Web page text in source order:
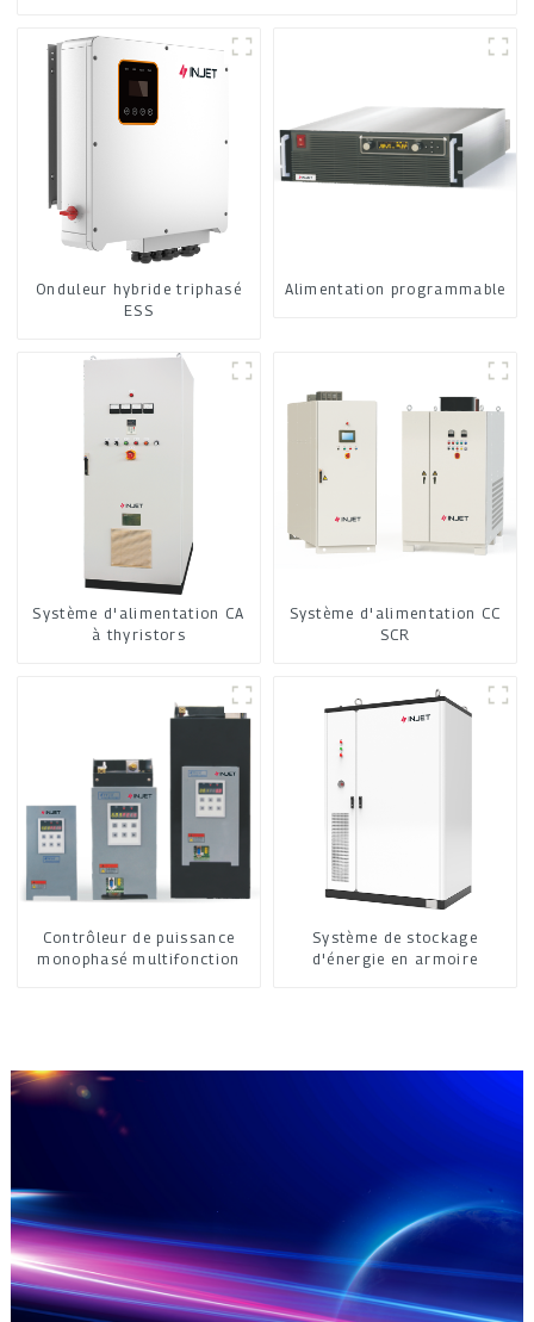
Onduleur hybride triphasé
ESS
Alimentation programmable
Système d'alimentation CA
à thyristors
Système d'alimentation CC
SCR
Contrôleur de puissance
monophasé multifonction
Système de stockage
d'énergie en armoire